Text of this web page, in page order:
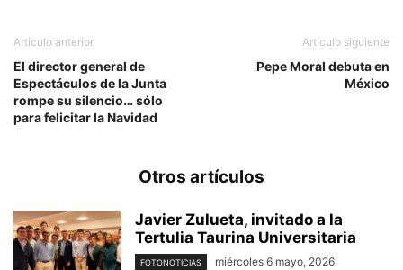
Artículo anterior
El director general de
Espectáculos de la Junta
rompe su silencio… sólo
para felicitar la Navidad
Artículo siguiente
Pepe Moral debuta en
México
Otros artículos
Javier Zulueta, invitado a la
Tertulia Taurina Universitaria
FOTONOTICIAS miércoles 6 mayo, 2026